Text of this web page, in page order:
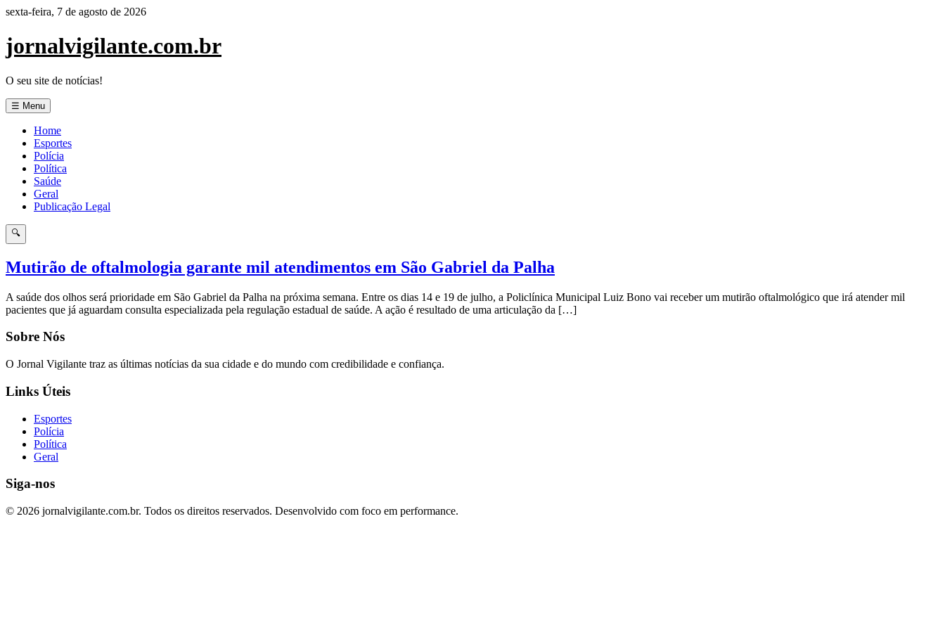
Pular
o
conteúdo
sexta-feira, 7 de agosto de 2026
jornalvigilante.com.br
O seu site de notícias!
☰ Menu
Home
Esportes
Polícia
Política
Saúde
Geral
Publicação Legal
🔍
Mutirão de oftalmologia garante mil atendimentos em São Gabriel da Palha
A saúde dos olhos será prioridade em São Gabriel da Palha na próxima semana. Entre os dias 14 e 19 de julho, a Policlínica Municipal Luiz Bono vai receber um mutirão oftalmológico que irá atender mil
pacientes que já aguardam consulta especializada pela regulação estadual de saúde. A ação é resultado de uma articulação da […]
Sobre Nós
O Jornal Vigilante traz as últimas notícias da sua cidade e do mundo com credibilidade e confiança.
Links Úteis
Esportes
Polícia
Política
Geral
Siga-nos
© 2026 jornalvigilante.com.br. Todos os direitos reservados. Desenvolvido com foco em performance.